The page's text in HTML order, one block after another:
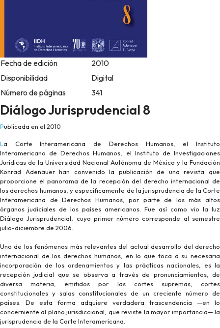
Fecha de edición
2010
Disponibilidad
Digital
Número de páginas
341
Diálogo Jurisprudencial 8
Publicada en el 2010
La Corte Interamericana de Derechos Humanos, el Instituto
Interamericano de Derechos Humanos, el Instituto de Investigaciones
Jurídicas de la Universidad Nacional Autónoma de México y la Fundación
Konrad Adenauer han convenido la publicación de una revista que
proporcione el panorama de la recepción del derecho internacional de
los derechos humanos, y específicamente de la jurisprudencia de la Corte
Interamericana de Derechos Humanos, por parte de los más altos
órganos judiciales de los países americanos. Fue así como vio la luz
Diálogo Jurisprudencial, cuyo primer número corresponde al semestre
julio-diciembre de 2006.
Uno de los fenómenos más relevantes del actual desarrollo del derecho
internacional de los derechos humanos, en lo que toca a su necesaria
incorporación de los ordenamientos y las prácticas nacionales, es la
recepción judicial que se observa a través de pronunciamientos, de
diversa materia, emitidos por las cortes supremas, cortes
constitucionales y salas constitucionales de un creciente número de
países. De esta forma adquiere verdadera trascendencia —en lo
concerniente al plano jurisdiccional, que reviste la mayor importancia— la
jurisprudencia de la Corte Interamericana.